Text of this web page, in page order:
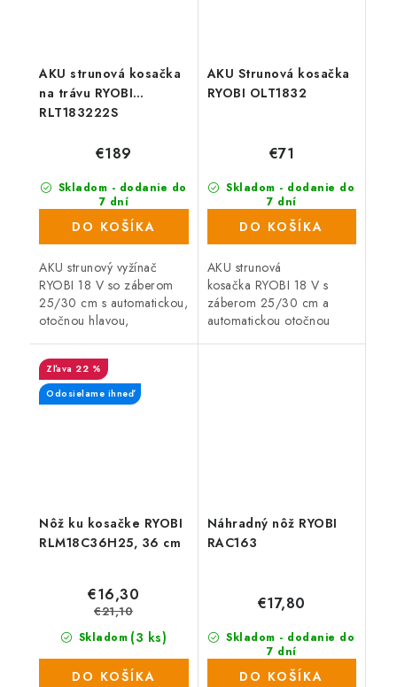
AKU strunová kosačka
na trávu RYOBI
RLT183222S
Skladom - dodanie do
7 dní
(>1000 ks)
€189
DO KOŠÍKA
AKU strunový vyžínač
RYOBI 18 V so záberom
25/30 cm s automatickou,
otočnou hlavou,
ľahkého pomocníka,
ktorého využijete k
úpravám okrajov trávnika
a na...
AKU Strunová kosačka
RYOBI OLT1832
Skladom - dodanie do
7 dní
(1 ks)
€71
DO KOŠÍKA
AKU strunová
kosačka RYOBI 18 V s
záberom 25/30 cm a
automatickou otočnou
Nôž ku kosačke RYOBI
RLM18C36H25, 36 cm
22 %
Odosielame ihneď
Skladom (3 ks)
€16,30
€21,10
DO KOŠÍKA
Náhradný nôž RYOBI
RAC163
Skladom - dodanie do
7 dní
(323 ks)
€17,80
DO KOŠÍKA